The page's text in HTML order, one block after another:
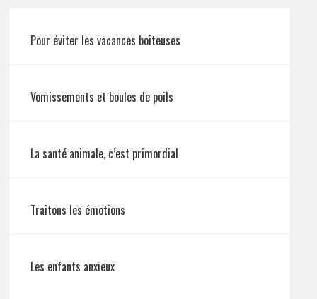
Pour éviter les vacances boiteuses
Vomissements et boules de poils
La santé animale, c’est primordial
Traitons les émotions
Les enfants anxieux